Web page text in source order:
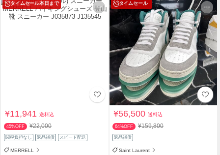
タイムセール本日まで
¥11,941送料込
45%OFF ¥22,000
関税負担なし 返品補償 スピード配送
MERRELL
タイムセール
¥56,500送料込
64%OFF ¥159,800
返品補償
Saint Laurent